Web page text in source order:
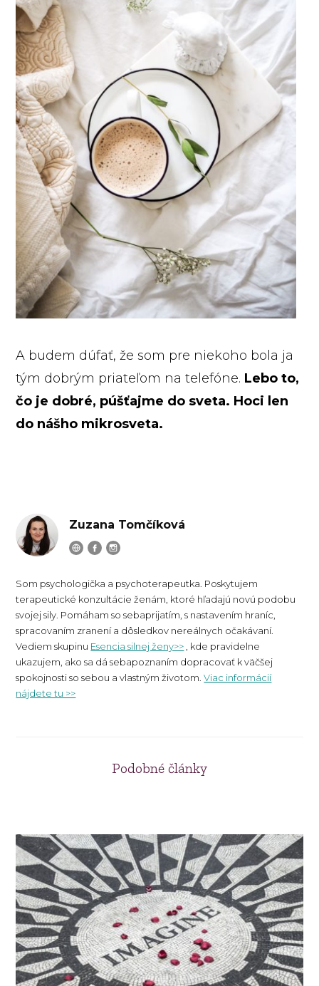
A budem dúfať, že som pre niekoho bola ja
tým dobrým priateľom na telefóne. Lebo to,
čo je dobré, púšťajme do sveta. Hoci len
do nášho mikrosveta.
Zuzana Tomčíková
Som psychologička a psychoterapeutka. Poskytujem
terapeutické konzultácie ženám, ktoré hľadajú novú podobu
svojej sily. Pomáham so sebaprijatím, s nastavením hraníc,
spracovaním zranení a dôsledkov nereálnych očakávaní.
Vediem skupinu Esencia silnej ženy>>, kde pravidelne
ukazujem, ako sa dá sebapoznaním dopracovať k väčšej
spokojnosti so sebou a vlastným životom.Viac informácií
nájdete tu >>
Podobné články